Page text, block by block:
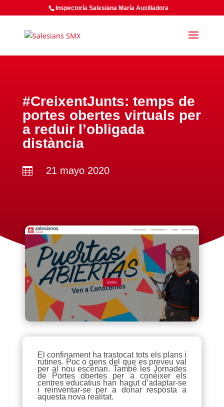
Inspectoría Salesiana María Auxiliadora
#CreixentJunts: temps de
portes obertes virtuals per
a reduir l’obligada
distància
 21 mayo 2020
El confinament ha trastocat tots els plans i
rutines. Poc o gens del que es preveu val
per al nou escenari. També les Jornades
de Portes obertes per a conéixer els
centres educatius han hagut d’adaptar-se
i reinventar-se per a donar resposta a
aquesta nova realitat.